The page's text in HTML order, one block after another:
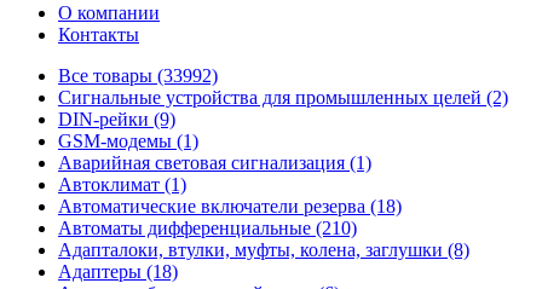
О компании
Контакты
Все товары (33992)
Cигнальные устройства для промышленных целей (2)
DIN-рейки (9)
GSM-модемы (1)
Аварийная световая сигнализация (1)
Автоклимат (1)
Автоматические включатели резерва (18)
Автоматы дифференциальные (210)
Адапталоки, втулки, муфты, колена, заглушки (8)
Адаптеры (18)